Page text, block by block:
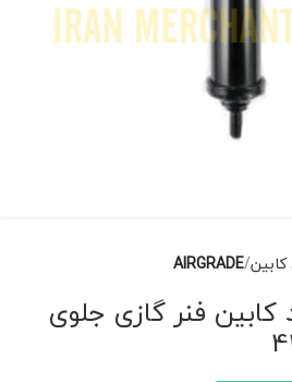
AIRGRADE
فنر گازی جلوی